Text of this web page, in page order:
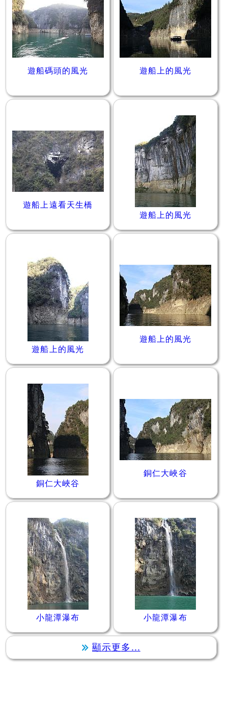
遊船碼頭的風光 遊船上的風光
遊船上遠看天生橋
遊船上的風光
遊船上的風光
遊船上的風光
銅仁大峽谷
銅仁大峽谷
小龍潭瀑布 小龍潭瀑布
顯示更多...